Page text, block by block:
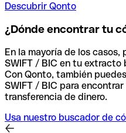
Descubrir Qonto
¿Dónde encontrar tu
En la mayoría de los
SWIFT / BIC en tu extracto
Con Qonto, también
SWIFT / BIC para
transferencia de dinero.
Usa nuestro buscador de